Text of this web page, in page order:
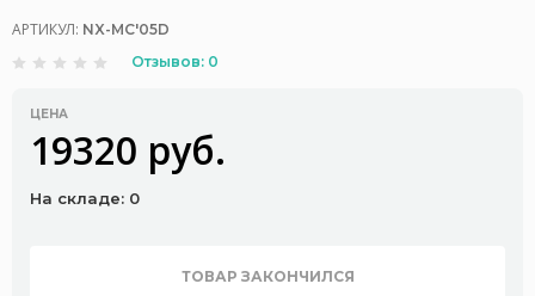
АРТИКУЛ: NX-MC'05D
Отзывов: 0
ЦЕНА
19320 руб.
На складе: 0
ТОВАР ЗАКОНЧИЛСЯ